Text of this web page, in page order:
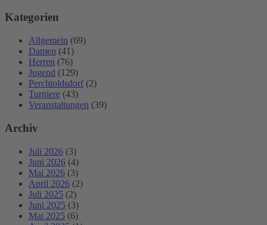
Kategorien
Allgemein (69)
Damen (41)
Herren (76)
Jugend (129)
Perchtoldsdorf (2)
Turniere (43)
Veranstaltungen (39)
Archiv
Juli 2026 (3)
Juni 2026 (4)
Mai 2026 (3)
April 2026 (2)
Juli 2025 (2)
Juni 2025 (3)
Mai 2025 (6)